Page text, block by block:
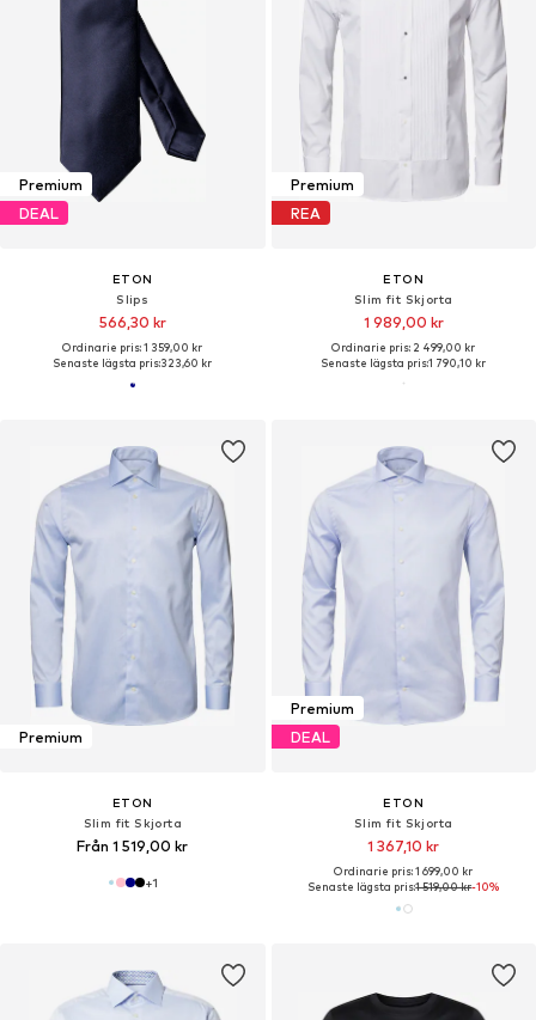
Premium
DEAL
ETON
Slips
566,30 kr
Ordinarie pris: 1 359,00 kr
Senaste lägsta pris:323,60 kr
Premium
REA
ETON
Slim fit Skjorta
1 989,00 kr
Ordinarie pris: 2 499,00 kr
Senaste lägsta pris:1 790,10 kr
Premium
ETON
Slim fit Skjorta
Från 1 519,00 kr
+1
Premium
DEAL
ETON
Slim fit Skjorta
1 367,10 kr
Ordinarie pris: 1 699,00 kr
Senaste lägsta pris:1 519,00 kr-10%